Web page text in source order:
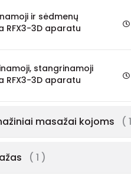
ir sėdmenų
RFX3-3D aparatu
stangrinamoji
RFX3-3D aparatu
masažai kojoms (
( 1 )